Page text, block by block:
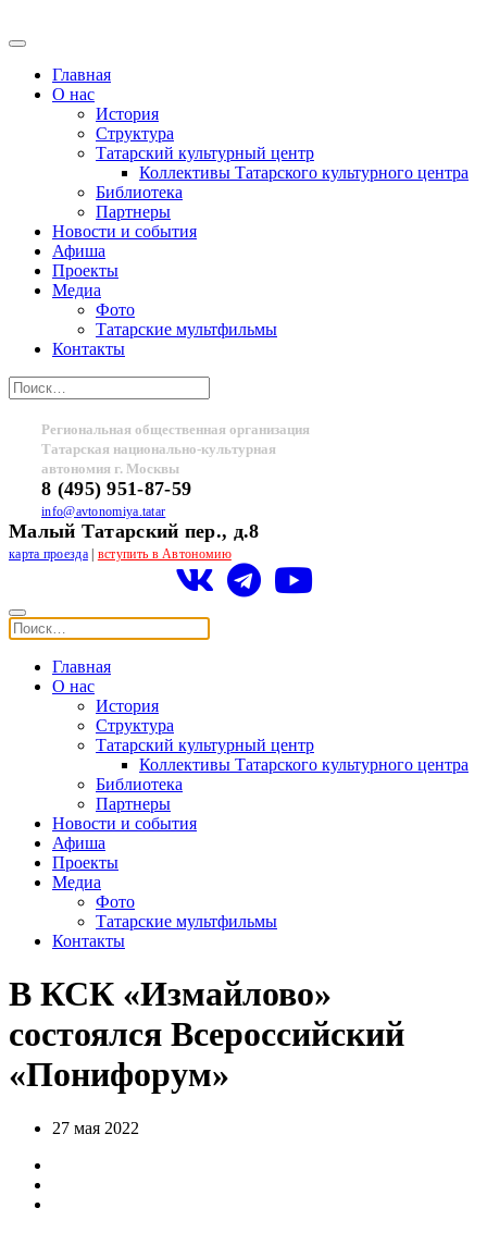
Главная
О нас
История
Структура
Татарский культурный центр
Коллективы Татарского культурного центра
Библиотека
Партнеры
Новости и события
Афиша
Проекты
Медиа
Фото
Татарские мультфильмы
Контакты
Региональная общественная организация
Татарская национально-культурная
автономия г. Москвы
8 (495) 951-87-59
info@avtonomiya.tatar
Малый Татарский пер., д.8
карта проезда| вступить в Автономию
Главная
О нас
История
Структура
Татарский культурный центр
Коллективы Татарского культурного центра
Библиотека
Партнеры
Новости и события
Афиша
Проекты
Медиа
Фото
Татарские мультфильмы
Контакты
В КСК «Измайлово»
состоялся Всероссийский
«Понифорум»
27 мая 2022